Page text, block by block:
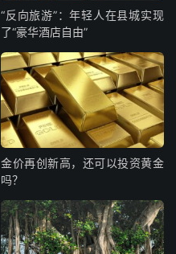
“反向旅游”：年轻人在县城实现
了“豪华酒店自由”
金价再创新高，还可以投资黄金
吗？